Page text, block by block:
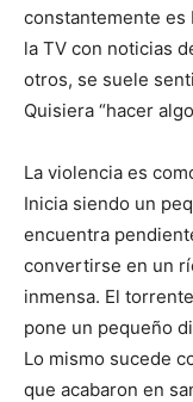
constantemente es
la TV con noticias
otros, se suele
Quisiera “hacer
La violencia es
Inicia siendo un
encuentra
convertirse en un
inmensa. El
pone un pequeño
Lo mismo sucede
que acabaron en